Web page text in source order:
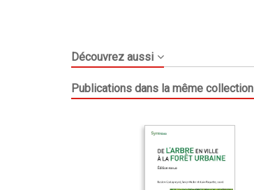
Découvrez aussi
Publications dans la même collection